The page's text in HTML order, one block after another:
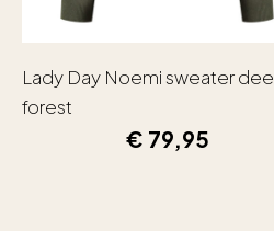
Lady Day Noemi sweater
forest
€ 79,95